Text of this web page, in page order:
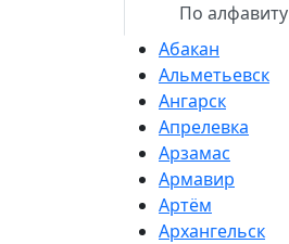
По алфавиту
Абакан
Альметьевск
Ангарск
Апрелевка
Арзамас
Армавир
Артём
Архангельск